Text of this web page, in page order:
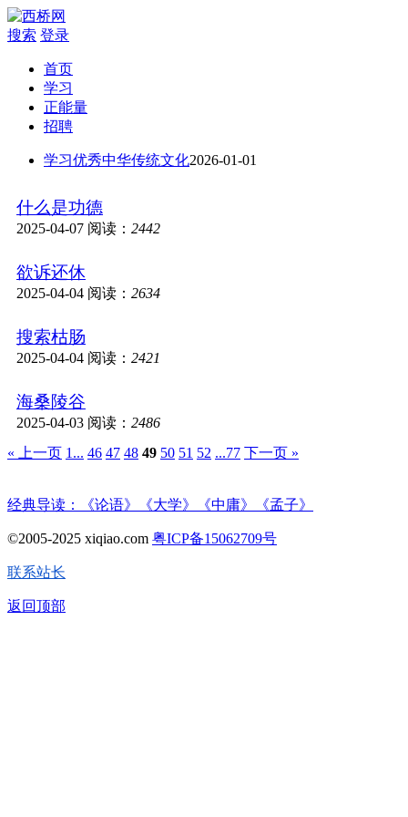
搜索 登录
首页
学习
正能量
招聘
学习优秀中华传统文化2026-01-01
什么是功德
2025-04-07 阅读： 2442
欲诉还休
2025-04-04 阅读： 2634
搜索枯肠
2025-04-04 阅读： 2421
海桑陵谷
2025-04-03 阅读： 2486
« 上一页 1... 46 47 48 49 50 51 52 ...77 下一页 »
经典导读：《论语》《大学》《中庸》《孟子》
©2005-2025 xiqiao.com 粤ICP备15062709号
联系站长
返回顶部